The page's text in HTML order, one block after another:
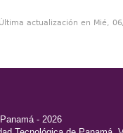
Última actualización en Mié,
- 2026